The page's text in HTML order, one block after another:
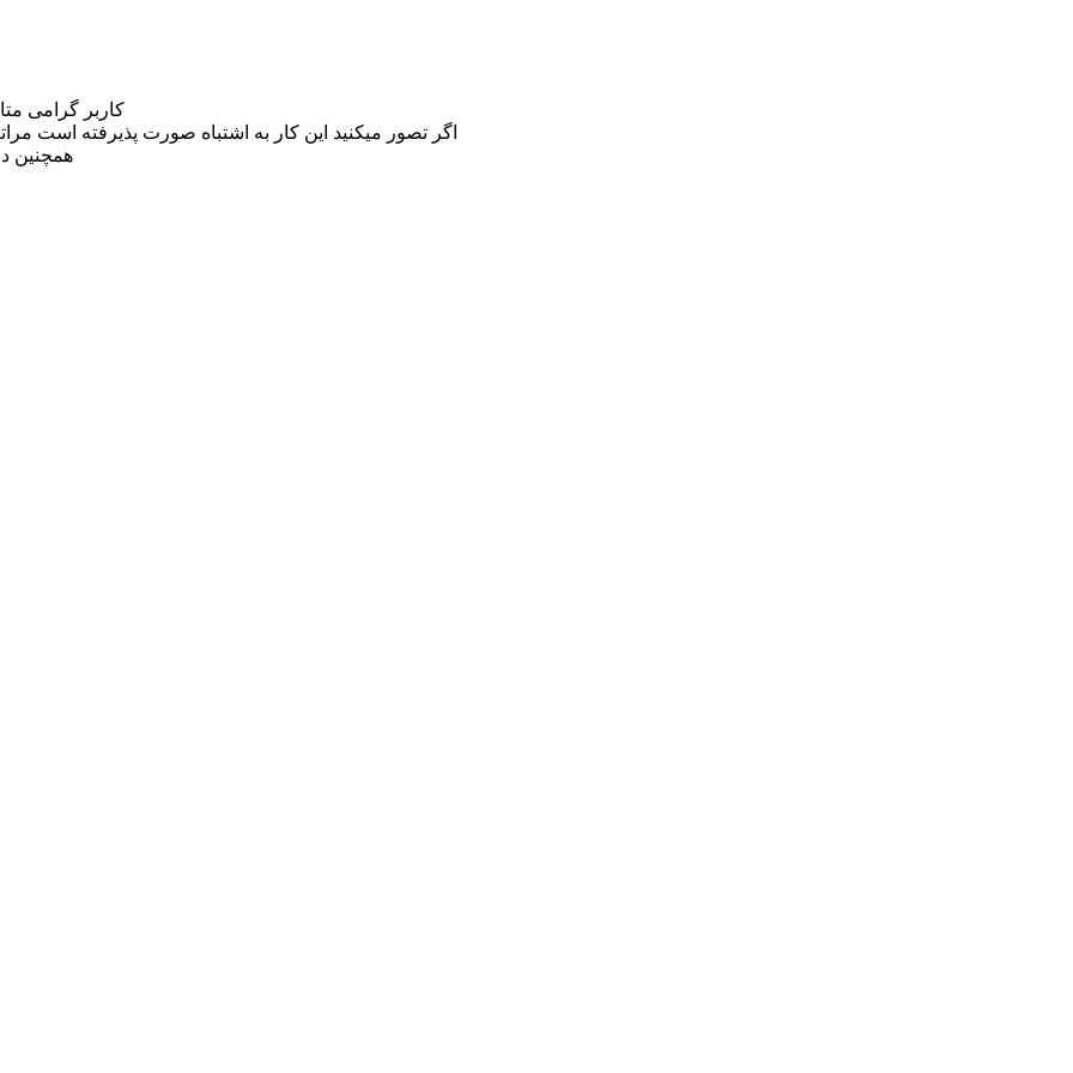
کاربر گرامی
اگر تصور میکنید این کار به اشتباه صورت پذیرفته است مراتب این مسئله را
همچنین